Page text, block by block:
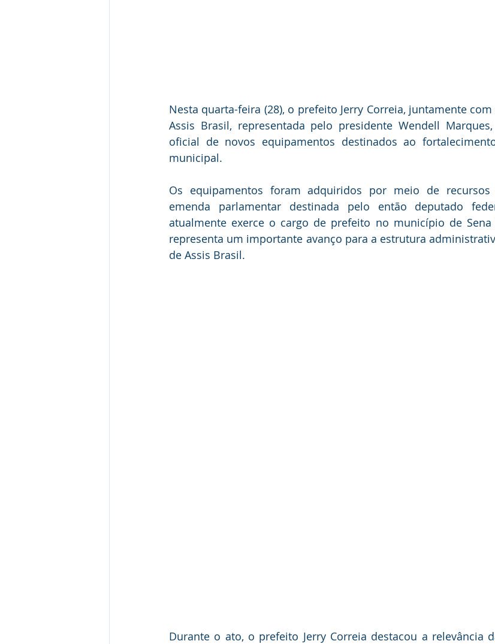
Nesta quarta-feira (28), o prefeito Jerry Correia, juntamente
Assis Brasil, representada pelo presidente Wendell
oficial de novos equipamentos destinados ao
municipal.
Os equipamentos foram adquiridos por meio de
emenda parlamentar destinada pelo então deputado
atualmente exerce o cargo de prefeito no município de
representa um importante avanço para a estrutura
de Assis Brasil.
Durante o ato, o prefeito Jerry Correia destacou a relevância